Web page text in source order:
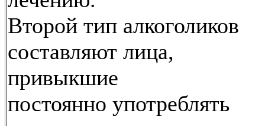
Второй тип алкоголиков
составляют лица,
привыкшие
постоянно употреблять